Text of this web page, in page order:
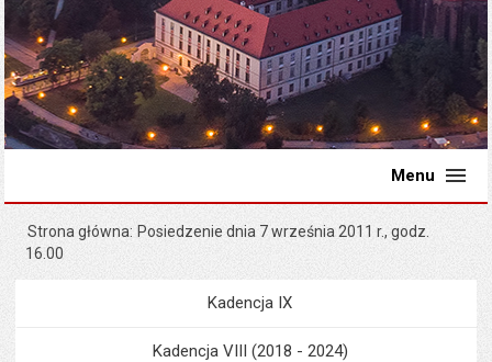
Menu
Strona główna Posiedzenie dnia 7 września 2011 r., godz.
16.00
Menu
Kadencja IX
Kadencja VIII (2018 - 2024)